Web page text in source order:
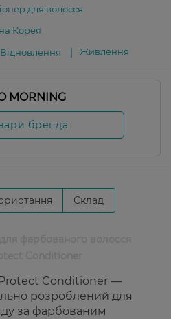
для волосся
Корея
Відновлення Живлення
MORNING
бренда
Склад
Conditioner —
розроблений для
за фарбованим